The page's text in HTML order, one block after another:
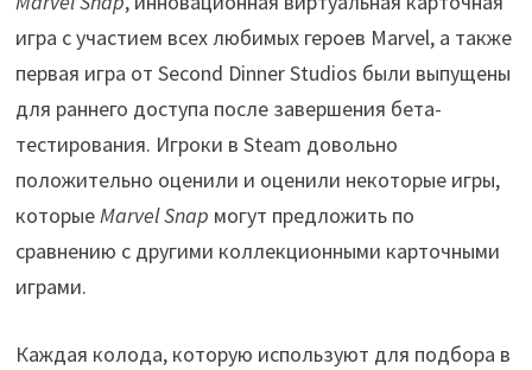
игра с участием всех любимых героев Marvel, а также
первая игра от Second Dinner Studios были выпущены
для раннего доступа после завершения бета-
тестирования. Игроки в Steam довольно
положительно оценили и оценили некоторые игры,
которыеMarvel Snap могут предложить по
сравнению с другими коллекционными карточными
играми.
Каждая колода, которую используют для подбора в